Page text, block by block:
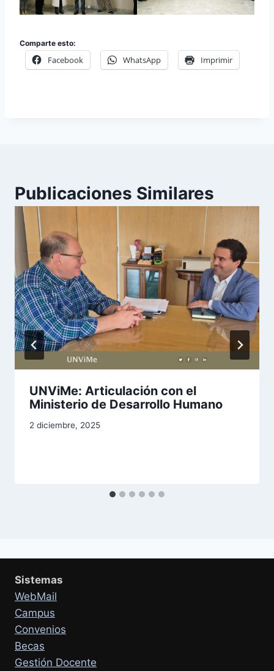
Comparte esto:
Facebook WhatsApp Imprimir
Publicaciones Similares
UNViMe: Articulación con el
Ministerio de Desarrollo Humano
2 diciembre, 2025
Sistemas
WebMail
Campus
Convenios
Becas
Gestión Docente